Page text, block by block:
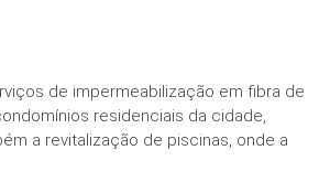
de impermeabilização em fibra de
residenciais da cidade,
a revitalização de piscinas, onde a